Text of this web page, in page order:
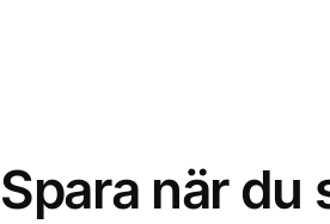
Spara när du